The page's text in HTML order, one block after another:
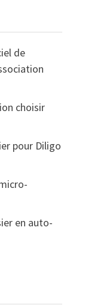
de
choisir
pour Diligo
en auto-